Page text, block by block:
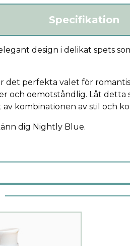
Specifikation
design i delikat spets
det perfekta valet för
och oemotståndlig. Låt detta
kombinationen av stil och
dig Nightly Blue.